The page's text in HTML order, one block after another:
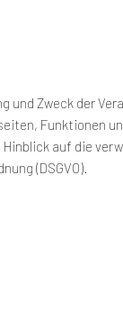
Zweck der
Funktionen
auf die
(DSGVO).